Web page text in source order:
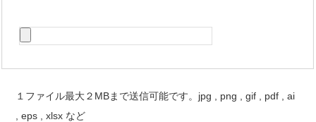
１ファイル最大２MBまで送信可能です。jpg , png , gif , pdf , ai
, eps , xlsx など